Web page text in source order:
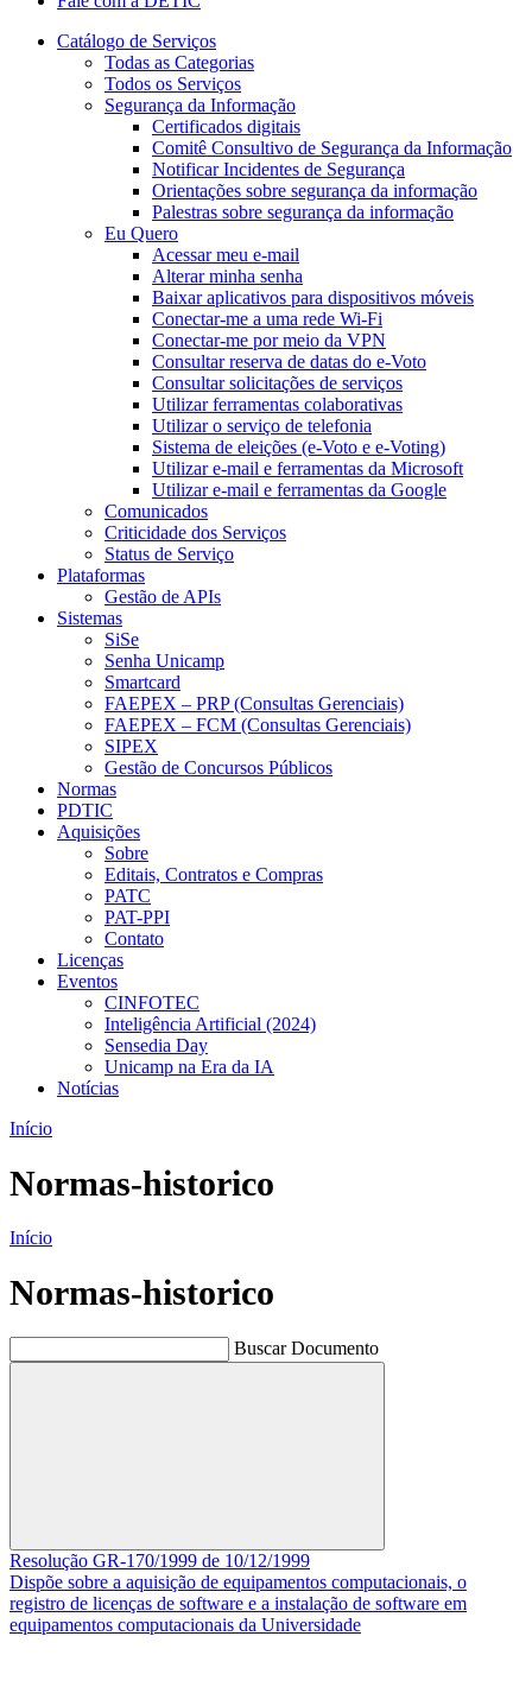
Catálogo de Serviços
Todas as Categorias
Todos os Serviços
Segurança da Informação
Certificados digitais
Comitê Consultivo de Segurança da Informação
Notificar Incidentes de Segurança
Orientações sobre segurança da informação
Palestras sobre segurança da informação
Eu Quero
Acessar meu e-mail
Alterar minha senha
Baixar aplicativos para dispositivos móveis
Conectar-me a uma rede Wi-Fi
Conectar-me por meio da VPN
Consultar reserva de datas do e-Voto
Consultar solicitações de serviços
Utilizar ferramentas colaborativas
Utilizar o serviço de telefonia
Sistema de eleições (e-Voto e e-Voting)
Utilizar e-mail e ferramentas da Microsoft
Utilizar e-mail e ferramentas da Google
Comunicados
Criticidade dos Serviços
Status de Serviço
Plataformas
Gestão de APIs
Sistemas
SiSe
Senha Unicamp
Smartcard
FAEPEX – PRP (Consultas Gerenciais)
FAEPEX – FCM (Consultas Gerenciais)
SIPEX
Gestão de Concursos Públicos
Normas
PDTIC
Aquisições
Sobre
Editais, Contratos e Compras
PATC
PAT-PPI
Contato
Licenças
Eventos
CINFOTEC
Inteligência Artificial (2024)
Sensedia Day
Unicamp na Era da IA
Notícias
Início
Normas-historico
Início
Normas-historico
Buscar Documento
Buscar
Resolução GR-170/1999 de 10/12/1999
Dispõe sobre a aquisição de equipamentos computacionais, o
registro de licenças de software e a instalação de software em
equipamentos computacionais da Universidade